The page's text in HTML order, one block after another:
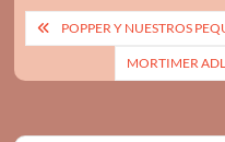
Post
navigation
POPPER Y NUESTROS
MORTIMER